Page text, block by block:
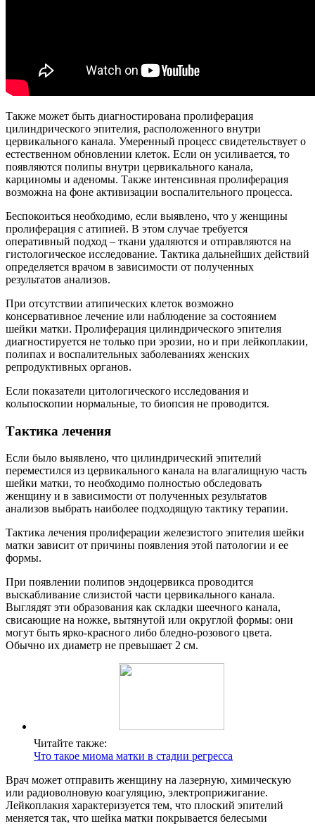
Также может быть диагностирована пролиферация
цилиндрического эпителия, расположенного внутри
цервикального канала. Умеренный процесс свидетельствует о
естественном обновлении клеток. Если он усиливается, то
появляются полипы внутри цервикального канала,
карциномы и аденомы. Также интенсивная пролиферация
возможна на фоне активизации воспалительного процесса.
Беспокоиться необходимо, если выявлено, что у женщины
пролиферация с атипией. В этом случае требуется
оперативный подход – ткани удаляются и отправляются на
гистологическое исследование. Тактика дальнейших действий
определяется врачом в зависимости от полученных
результатов анализов.
При отсутствии атипических клеток возможно
консервативное лечение или наблюдение за состоянием
шейки матки. Пролиферация цилиндрического эпителия
диагностируется не только при эрозии, но и при лейкоплакии,
полипах и воспалительных заболеваниях женских
репродуктивных органов.
Если показатели цитологического исследования и
кольпоскопии нормальные, то биопсия не проводится.
Тактика лечения
Если было выявлено, что цилиндрический эпителий
переместился из цервикального канала на влагалищную часть
шейки матки, то необходимо полностью обследовать
женщину и в зависимости от полученных результатов
анализов выбрать наиболее подходящую тактику терапии.
Тактика лечения пролиферации железистого эпителия шейки
матки зависит от причины появления этой патологии и ее
формы.
При появлении полипов эндоцервикса проводится
выскабливание слизистой части цервикального канала.
Выглядят эти образования как складки шеечного канала,
свисающие на ножке, вытянутой или округлой формы: они
могут быть ярко-красного либо бледно-розового цвета.
Обычно их диаметр не превышает 2 см.
Читайте также:
Что такое миома матки в стадии регресса
Врач может отправить женщину на лазерную, химическую
или радиоволновую коагуляцию, электроприжигание.
Лейкоплакия характеризуется тем, что плоский эпителий
меняется так, что шейка матки покрывается белесыми